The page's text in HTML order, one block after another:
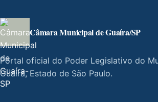
Câmara Municipal de Guaíra/SP
Portal oficial do Poder Legislativo do
Guaíra, Estado de São Paulo.